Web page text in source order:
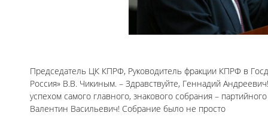
Председатель ЦК КПРФ, Руководитель фракции КПРФ в
Россия» В.В. Чикиным. – Здравствуйте, Геннадий
успехом самого главного, знакового собрания –
Валентин Васильевич! Собрание было не просто